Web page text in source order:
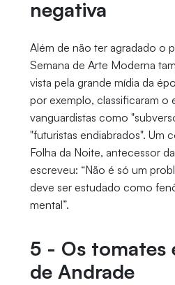
negativa
Além de não ter agradado o
Semana de Arte Moderna
vista pela grande mídia da
por exemplo, classificaram o
vanguardistas como
"futuristas endiabrados". Um
Folha da Noite, antecessor
escreveu: “Não é só um
deve ser estudado como
mental”.
5 - Os tomates
de Andrade